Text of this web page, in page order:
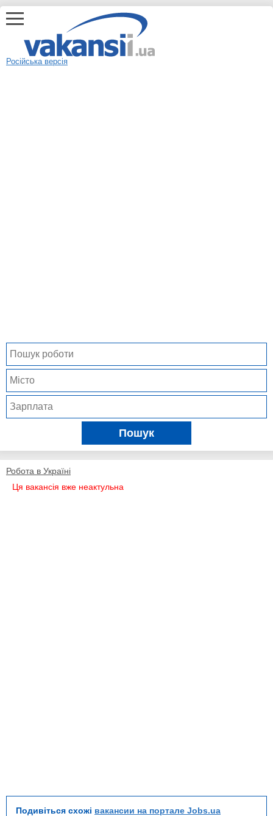
Російська версія
Пошук
Робота в Україні
Ця вакансія вже неактульна
Подивіться схожі вакансии на портале Jobs.ua